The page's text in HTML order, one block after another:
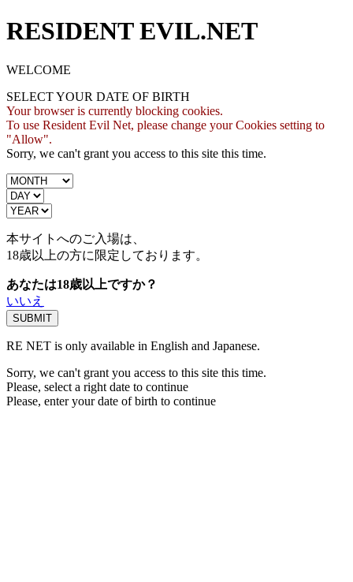
RESIDENT EVIL.NET
WELCOME
SELECT YOUR DATE OF BIRTH
Your browser is currently blocking cookies.
To use Resident Evil Net, please change your Cookies setting to
"Allow".
Sorry, we can't grant you access to this site this time.
本サイトへのご入場は、
18歳以上の方に限定しております。
あなたは18歳以上ですか？
いいえ
RE NET is only available in English and Japanese.
Sorry, we can't grant you access to this site this time.
Please, select a right date to continue
Please, enter your date of birth to continue